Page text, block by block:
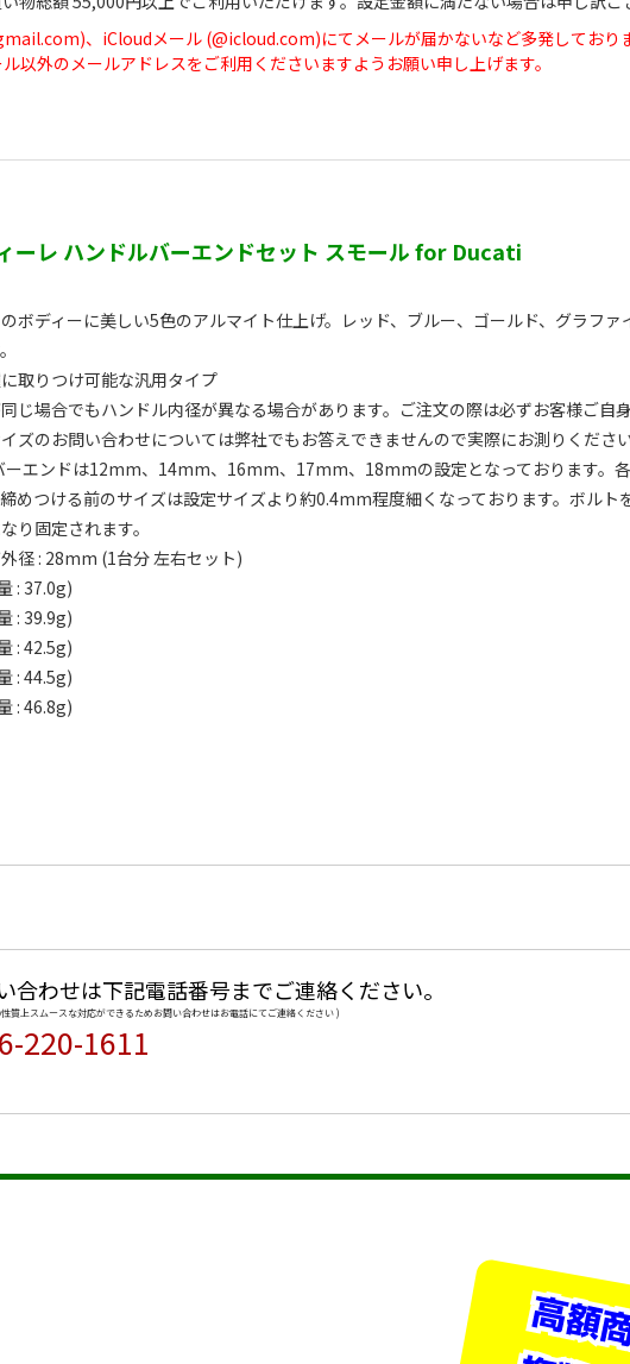
、iCloudメール (@icloud.com)にてメールが届かないなど多発しており
以外のメールアドレスをご利用くださいますようお願い申し上げます。
ーレ ハンドルバーエンドセット スモール for Ducati
ボディーに美しい5色のアルマイト仕上げ。レッド、ブルー、ゴールド、グラフ
取りつけ可能な汎用タイプ
じ場合でもハンドル内径が異なる場合があります。ご注文の際は必ずお客様ご
ズのお問い合わせについては弊社でもお答えできませんので実際にお測りくださ
ーエンドは12mm、14mm、16mm、17mm、18mmの設定となっております。
めつける前のサイズは設定サイズより約0.4mm程度細くなっております。ボル
り固定されます。
径 : 28mm (1台分 左右セット)
: 37.0g)
: 39.9g)
: 42.5g)
: 44.5g)
: 46.8g)
合わせは下記電話番号までご連絡ください。
質上スムースな対応ができるためお問い合わせはお電話にてご連絡ください )
220-1611